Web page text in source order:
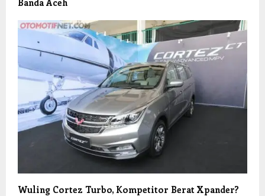
Wuling Cortez Turbo, Kompetitor Berat Xpander?